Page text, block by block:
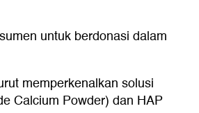
untuk berdonasi dalam
memperkenalkan solusi
Calcium Powder) dan HAP